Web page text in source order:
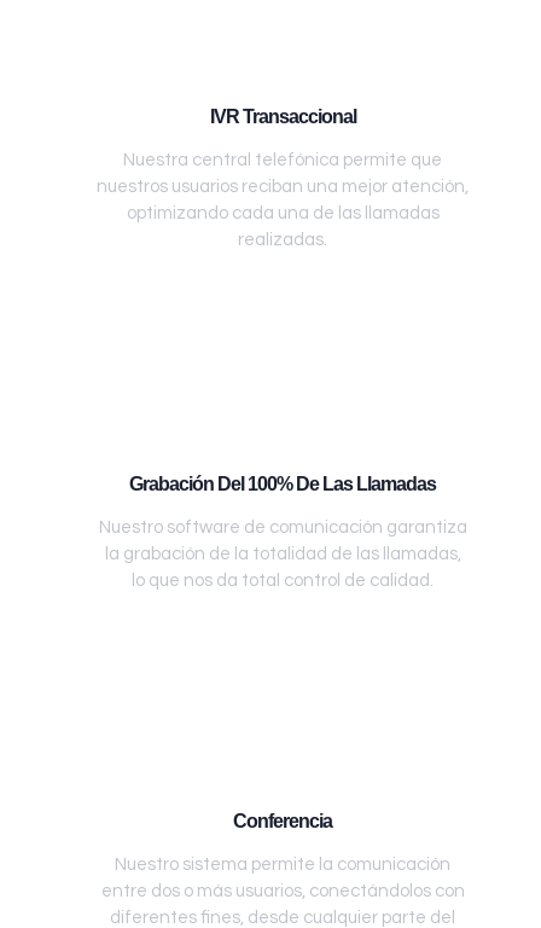
IVR Transaccional
Nuestra central telefónica permite que
nuestros usuarios reciban una mejor atención,
optimizando cada una de las llamadas
realizadas.
Grabación Del 100% De Las Llamadas
Nuestro software de comunicación garantiza
la grabación de la totalidad de las llamadas,
lo que nos da total control de calidad.
Conferencia
Nuestro sistema permite la comunicación
entre dos o más usuarios, conectándolos con
diferentes fines, desde cualquier parte del